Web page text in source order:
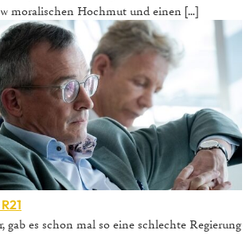
moralischen Hochmut und einen […]
gab es schon mal so eine schlechte Regierung